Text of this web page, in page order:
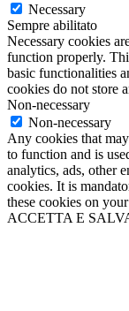
Necessary
Sempre abilitato
Necessary cookies
function properly.
basic functionalities
cookies do not store
Non-necessary
Non-necessary
Any cookies that
to function and is
analytics, ads, other
cookies. It is
these cookies on
ACCETTA E